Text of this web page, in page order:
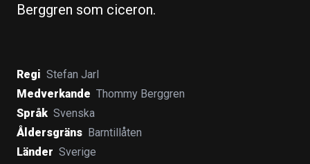
Berggren som ciceron.
Regi Stefan Jarl
Medverkande Thommy Berggren
Språk Svenska
Åldersgräns Barntillåten
Länder Sverige